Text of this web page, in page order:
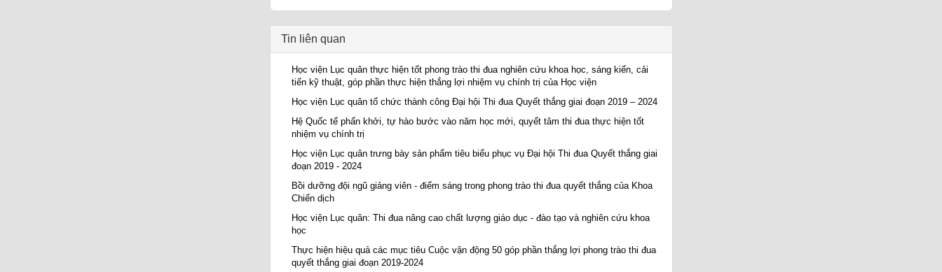
Tin liên quan
Học viện Lục quân thực hiện tốt phong trào thi đua nghiên cứu khoa học, sáng kiến, cải
tiến kỹ thuật, góp phần thực hiện thắng lợi nhiệm vụ chính trị của Học viện
Học viện Lục quân tổ chức thành công Đại hội Thi đua Quyết thắng giai đoạn 2019 – 2024
Hệ Quốc tế phấn khởi, tự hào bước vào năm học mới, quyết tâm thi đua thực hiện tốt
nhiệm vụ chính trị
Học viện Lục quân trưng bày sản phẩm tiêu biểu phục vụ Đại hội Thi đua Quyết thắng giai
đoạn 2019 - 2024
Bồi dưỡng đội ngũ giảng viên - điểm sáng trong phong trào thi đua quyết thắng của Khoa
Chiến dịch
Học viện Lục quân: Thi đua nâng cao chất lượng giáo dục - đào tạo và nghiên cứu khoa
học
Thực hiện hiệu quả các mục tiêu Cuộc vận động 50 góp phần thắng lợi phong trào thi đua
quyết thắng giai đoạn 2019-2024